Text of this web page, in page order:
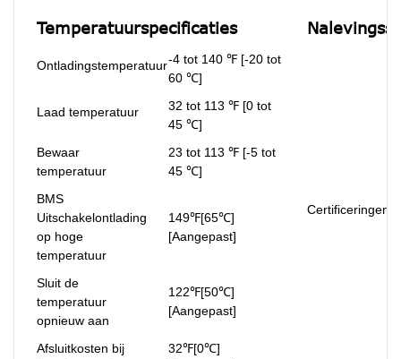
Temperatuurspecificaties
Ontladingstemperatuur-4 tot 140 ℉ [-20 tot
60 ℃]
Certificeringen
Laad temperatuur
32 tot 113 ℉ [0 tot
45 ℃]
Bewaar
temperatuur
23 tot 113 ℉ [-5 tot
45 ℃]
BMS
Uitschakelontlading
op hoge
temperatuur
149℉[65℃]
[Aangepast]
Sluit de
temperatuur
opnieuw aan
122℉[50℃]
[Aangepast]
Afsluitkosten bij
32℉[0℃]